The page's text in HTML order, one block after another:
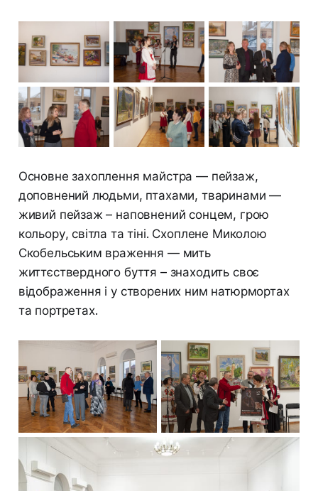
Основне захоплення майстра — пейзаж,
доповнений людьми, птахами, тваринами —
живий пейзаж – наповнений сонцем, грою
кольору, світла та тіні. Схоплене Миколою
Скобельським враження — мить
життєствердного буття – знаходить своє
відображення і у створених ним натюрмортах
та портретах.